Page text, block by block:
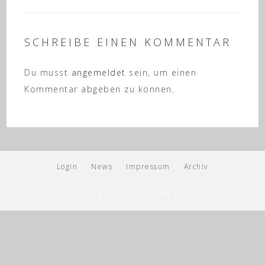
SCHREIBE EINEN KOMMENTAR
Du musst angemeldet sein, um einen
Kommentar abgeben zu können.
Login News Impressum Archiv